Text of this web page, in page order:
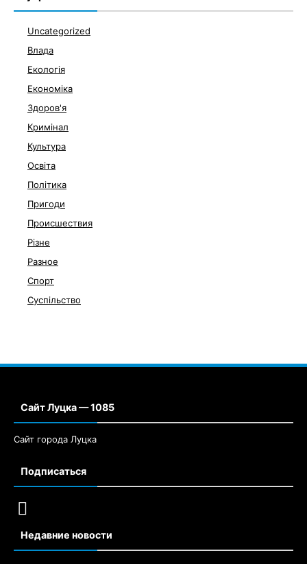
Uncategorized
Влада
Екологія
Економіка
Здоров'я
Кримінал
Культура
Освіта
Політика
Пригоди
Происшествия
Різне
Разное
Спорт
Суспільство
Сайт Луцка — 1085
Сайт города Луцка
Подписаться
Недавние новости